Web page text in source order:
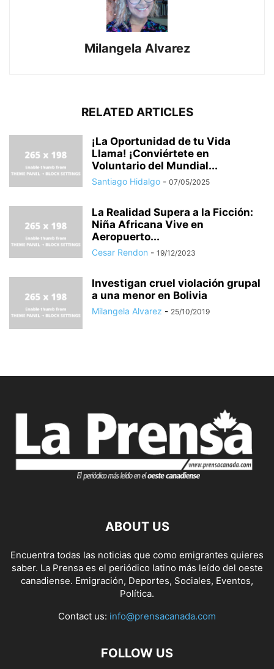
Milangela Alvarez
RELATED ARTICLES
¡La Oportunidad de tu Vida
Llama! ¡Conviértete en
Voluntario del Mundial...
Santiago Hidalgo - 07/05/2025
La Realidad Supera a la Ficción:
Niña Africana Vive en
Aeropuerto...
Cesar Rendon - 19/12/2023
Investigan cruel violación grupal
a una menor en Bolivia
Milangela Alvarez - 25/10/2019
ABOUT US
Encuentra todas las noticias que como emigrantes quieres
saber. La Prensa es el periódico latino más leído del oeste
canadiense. Emigración, Deportes, Sociales, Eventos,
Política.
Contact us: info@prensacanada.com
FOLLOW US